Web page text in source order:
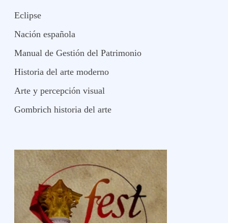
Eclipse
Nación española
Manual de Gestión del Patrimonio
Historia del arte moderno
Arte y percepción visual
Gombrich historia del arte